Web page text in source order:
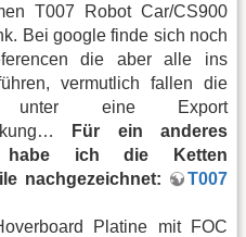
T007 Robot Car/CS900
Bei google finde sich noch
die aber alle ins
vermutlich fallen die
unter eine Export
Für ein anderes
habe ich die Ketten
nachgezeichnet:
T007
Platine mit FOC